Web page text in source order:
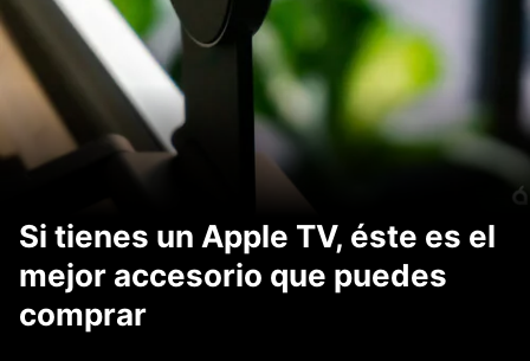
Si tienes un Apple TV, éste es el
mejor accesorio que puedes
comprar